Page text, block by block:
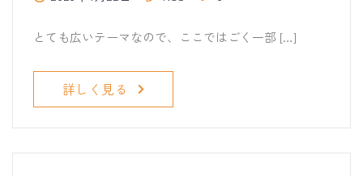
とても広いテーマなので、ここではごく一部 […]
詳しく見る